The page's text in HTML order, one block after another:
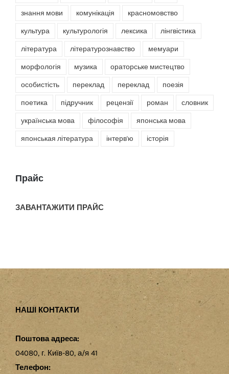
знання мови комунікація красномовство
культура культурологія лексика лінгвістика
література літературознавство мемуари
морфологія музика ораторське мистецтво
особистість переклад переклад поезія
поетика підручник рецензії роман словник
українська мова філософія японська мова
японськая література інтерв'ю історія
Прайс
ЗАВАНТАЖИТИ ПРАЙС
НАШІ КОНТАКТИ
Поштова адреса:
04080, г. Київ-80, а/я 41
Телефон: